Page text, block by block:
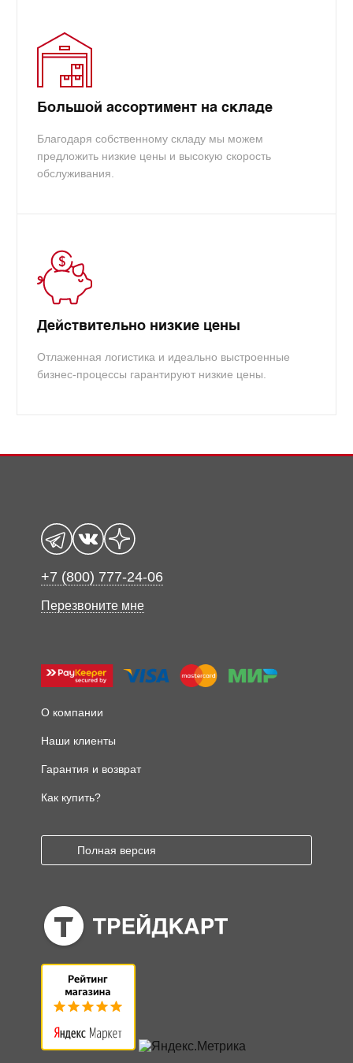
Большой ассортимент на складе
Благодаря собственному складу мы можем
предложить низкие цены и высокую скорость
обслуживания.
Действительно низкие цены
Отлаженная логистика и идеально выстроенные
бизнес-процессы гарантируют низкие цены.
+7 (800) 777-24-06
Перезвоните мне
О компании
Наши клиенты
Гарантия и возврат
Как купить?
Полная версия